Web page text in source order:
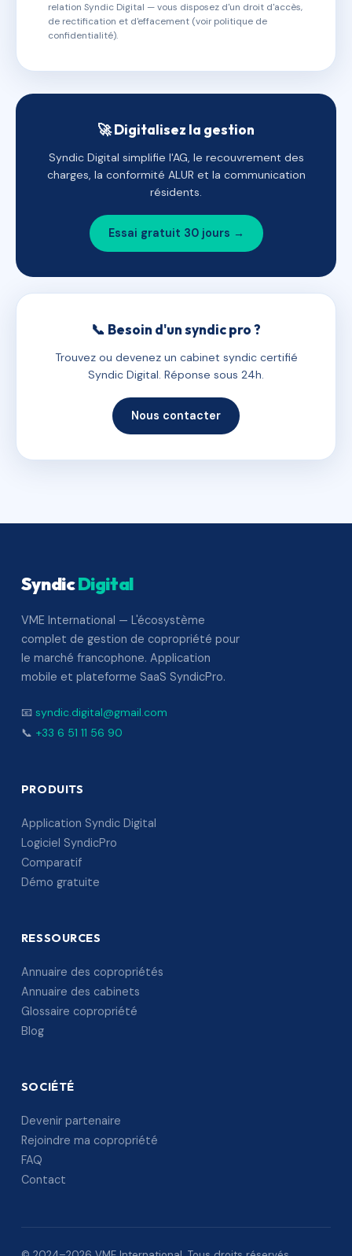
relation Syndic Digital — vous disposez d'un droit d'accès,
de rectification et d'effacement (voir politique de
confidentialité).
🚀 Digitalisez la gestion
Syndic Digital simplifie l'AG, le recouvrement des
charges, la conformité ALUR et la communication
résidents.
Essai gratuit 30 jours →
📞 Besoin d'un syndic pro ?
Trouvez ou devenez un cabinet syndic certifié
Syndic Digital. Réponse sous 24h.
Nous contacter
SyndicDigital
VME International — L'écosystème
complet de gestion de copropriété pour
le marché francophone. Application
mobile et plateforme SaaS SyndicPro.
📧 syndic.digital@gmail.com
📞 +33 6 51 11 56 90
PRODUITS
Application Syndic Digital
Logiciel SyndicPro
Comparatif
Démo gratuite
RESSOURCES
Annuaire des copropriétés
Annuaire des cabinets
Glossaire copropriété
Blog
SOCIÉTÉ
Devenir partenaire
Rejoindre ma copropriété
FAQ
Contact